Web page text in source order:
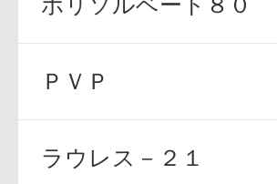
よくあるご質問
ＰＶＰ
ラウレス－２１